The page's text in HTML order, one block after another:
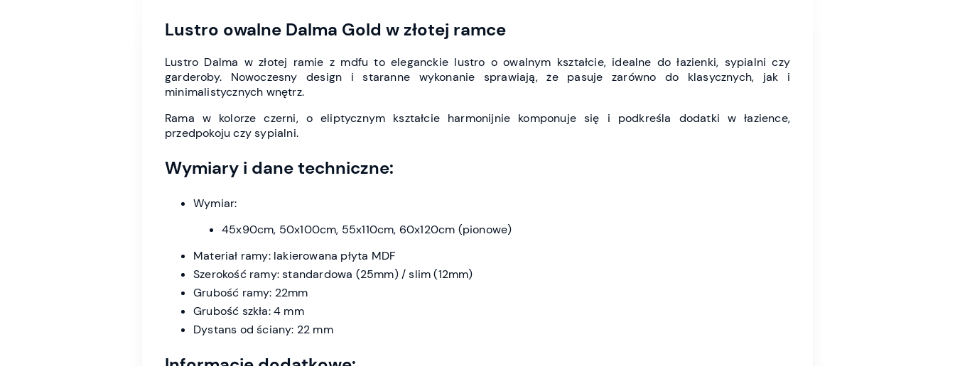
Lustro owalne Dalma Gold w złotej ramce
Lustro Dalma w złotej ramie z mdfu to eleganckie lustro o owalnym kształcie, idealne do łazienki, sypialni czy
garderoby. Nowoczesny design i staranne wykonanie sprawiają, że pasuje zarówno do klasycznych, jak i
minimalistycznych wnętrz.
Rama w kolorze czerni, o eliptycznym kształcie harmonijnie komponuje się i podkreśla dodatki w łazience,
przedpokoju czy sypialni.
Wymiary i dane techniczne:
Wymiar:
45x90cm, 50x100cm, 55x110cm, 60x120cm (pionowe)
Materiał ramy: lakierowana płyta MDF
Szerokość ramy: standardowa (25mm) / slim (12mm)
Grubość ramy: 22mm
Grubość szkła: 4 mm
Dystans od ściany: 22 mm